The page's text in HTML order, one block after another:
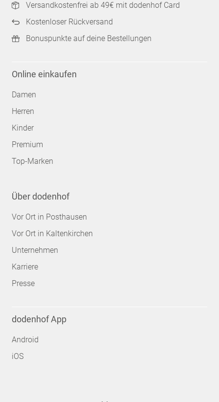
Versandkostenfrei ab 49€ mit dodenhof Card
Kostenloser Rückversand
Bonuspunkte auf deine Bestellungen
Online einkaufen
Damen
Herren
Kinder
Premium
Top-Marken
Über dodenhof
Vor Ort in Posthausen
Vor Ort in Kaltenkirchen
Unternehmen
Karriere
Presse
dodenhof App
Android
iOS